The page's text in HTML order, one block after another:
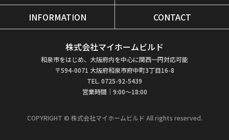
INFORMATION
CONTACT
株式会社マイホームビルド
和泉市をはじめ、大阪府内を中心に関西一円対応可能
〒594-0071 大阪府和泉市府中町3丁目16-8
TEL. 0725-92-5439
営業時間｜9:00～18:00
COPYRIGHT © 株式会社マイホームビルド All rights reserved.